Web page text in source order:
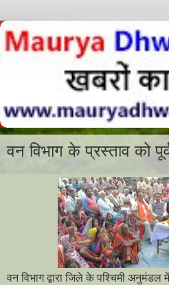
वन विभाग के प्रस्ताव को
वन विभाग द्वारा जिले के पश्चिमी